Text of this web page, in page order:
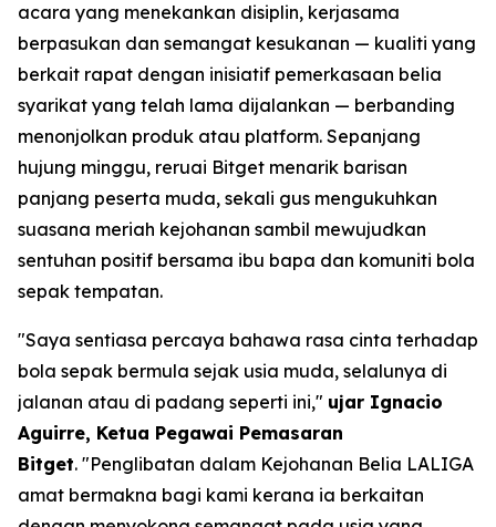
acara yang menekankan disiplin, kerjasama
berpasukan dan semangat kesukanan — kualiti yang
berkait rapat dengan inisiatif pemerkasaan belia
syarikat yang telah lama dijalankan — berbanding
menonjolkan produk atau platform. Sepanjang
hujung minggu, reruai Bitget menarik barisan
panjang peserta muda, sekali gus mengukuhkan
suasana meriah kejohanan sambil mewujudkan
sentuhan positif bersama ibu bapa dan komuniti bola
sepak tempatan.
"Saya sentiasa percaya bahawa rasa cinta terhadap
bola sepak bermula sejak usia muda, selalunya di
jalanan atau di padang seperti ini," ujar Ignacio
Aguirre, Ketua Pegawai Pemasaran
Bitget. "Penglibatan dalam Kejohanan Belia LALIGA
amat bermakna bagi kami kerana ia berkaitan